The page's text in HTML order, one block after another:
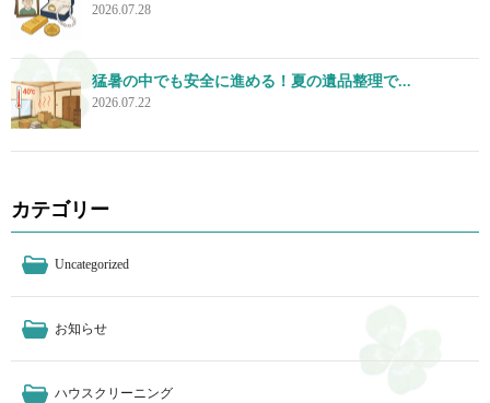
2026.07.28
猛暑の中でも安全に進める！夏の遺品整理で...
2026.07.22
カテゴリー
Uncategorized
お知らせ
ハウスクリーニング